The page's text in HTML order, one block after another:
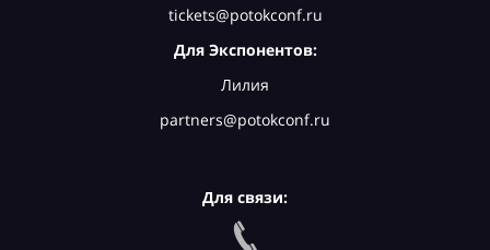
tickets@potokconf.ru
Для Экспонентов:
Лилия
partners@potokconf.ru
Для связи: